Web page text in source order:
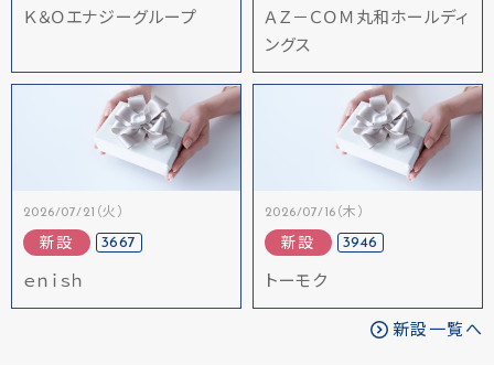
Ｋ＆Ｏエナジーグループ
ＡＺ－ＣＯＭ丸和ホールディ
ングス
2026/07/21（火）
新設 3667
ｅｎｉｓｈ
2026/07/16（木）
新設 3946
トーモク
新設一覧へ